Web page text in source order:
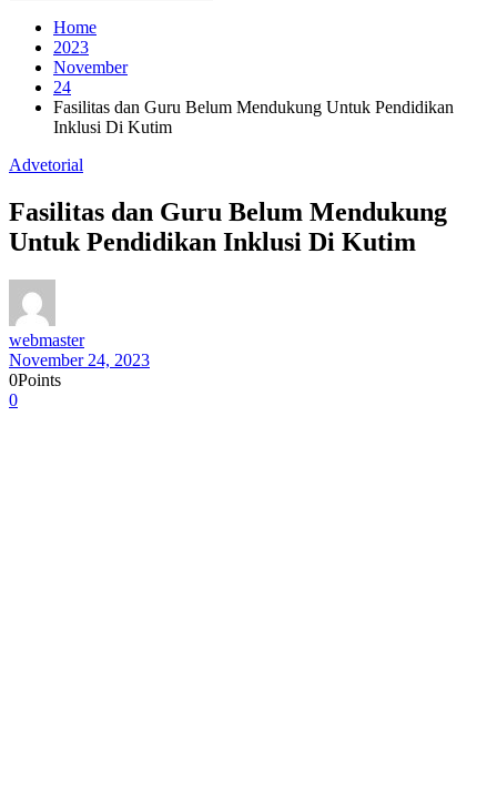
Home
2023
November
24
Fasilitas dan Guru Belum Mendukung Untuk Pendidikan
Inklusi Di Kutim
Advetorial
Fasilitas dan Guru Belum Mendukung
Untuk Pendidikan Inklusi Di Kutim
webmaster
November 24, 2023
0Points
0